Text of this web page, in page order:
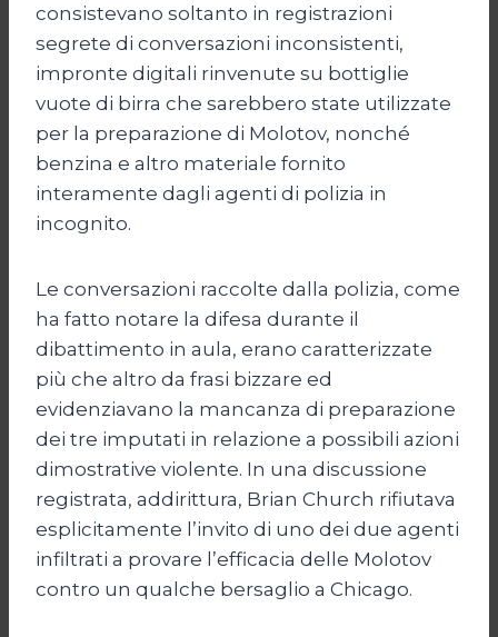
consistevano soltanto in registrazioni
segrete di conversazioni inconsistenti,
impronte digitali rinvenute su bottiglie
vuote di birra che sarebbero state utilizzate
per la preparazione di Molotov, nonché
benzina e altro materiale fornito
interamente dagli agenti di polizia in
incognito.
Le conversazioni raccolte dalla polizia, come
ha fatto notare la difesa durante il
dibattimento in aula, erano caratterizzate
più che altro da frasi bizzare ed
evidenziavano la mancanza di preparazione
dei tre imputati in relazione a possibili azioni
dimostrative violente. In una discussione
registrata, addirittura, Brian Church rifiutava
esplicitamente l’invito di uno dei due agenti
infiltrati a provare l’efficacia delle Molotov
contro un qualche bersaglio a Chicago.